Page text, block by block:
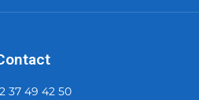
37 49 42 50